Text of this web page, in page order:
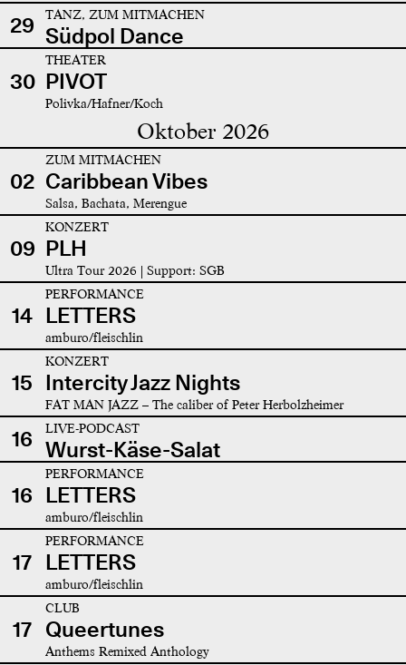
29 TANZ, ZUM MITMACHEN
Südpol Dance
30
THEATER
PIVOT
Polivka/Hafner/Koch
Oktober 2026
02
ZUM MITMACHEN
Caribbean Vibes
Salsa, Bachata, Merengue
09
KONZERT
PLH
Ultra Tour 2026 | Support: SGB
14
PERFORMANCE
LETTERS
amburo/fleischlin
15
KONZERT
Intercity Jazz Nights
FAT MAN JAZZ – The caliber of Peter Herbolzheimer
16 LIVE-PODCAST
Wurst-Käse-Salat
16
PERFORMANCE
LETTERS
amburo/fleischlin
17
PERFORMANCE
LETTERS
amburo/fleischlin
17
CLUB
Queertunes
Anthems Remixed Anthology